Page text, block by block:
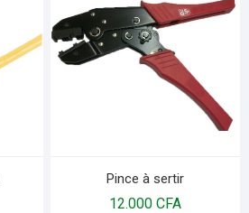
Pince à sertir
12.000 CFA